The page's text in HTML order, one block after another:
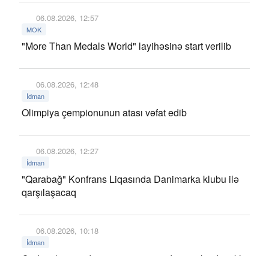
06.08.2026, 12:57
MOK
"More Than Medals World" layihəsinə start verilib
06.08.2026, 12:48
İdman
Olimpiya çempionunun atası vəfat edib
06.08.2026, 12:27
İdman
"Qarabağ" Konfrans Liqasında Danimarka klubu ilə
qarşılaşacaq
06.08.2026, 10:18
İdman